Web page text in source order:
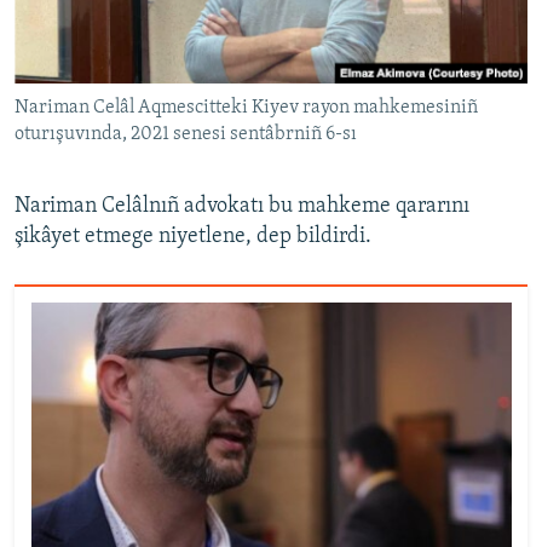
Nariman Celâl Aqmescitteki Kiyev rayon mahkemesiniñ
oturışuvında, 2021 senesi sentâbrniñ 6-sı
Nariman Celâlnıñ advokatı bu mahkeme qararını
şikâyet etmege niyetlene, dep bildirdi.